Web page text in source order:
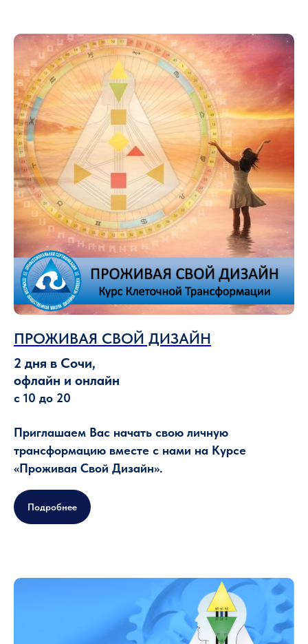
ПРОЖИВАЯ СВОЙ ДИЗАЙН
2 дня в Сочи,
офлайн и онлайн
с 10 до 20
Приглашаем Вас начать свою личную
трансформацию вместе с нами на Курсе
«Проживая Свой Дизайн».
Подробнее